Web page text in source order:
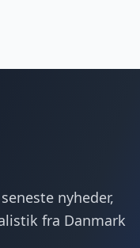
nyheder,
fra Danmark